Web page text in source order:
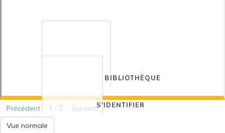
BIBLIOTHÈQUE
S'IDENTIFIER
Précédent 1 / 2
Suivant
Vue normale